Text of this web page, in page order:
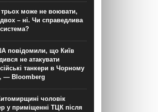
трьох може не воювати,
– ні. Чи справедлива
повідомили, що Київ
не атакувати
танкери в Чорному
— Bloomberg
чоловік
у приміщенні ТЦК після